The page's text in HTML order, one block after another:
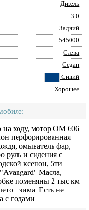
Дизель
3.0
Задний
545000
Слева
Седан
Синий
Хорошее
на ходу, мотор ОМ 606
перфорированная
омыватель фар,
руль и сидения с
ксенон, 5ти
Масла,
поменяны 2 тыс км
- зима. Есть не
с годами